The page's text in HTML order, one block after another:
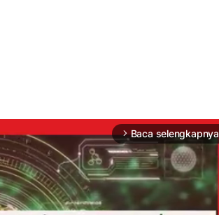
arrow_forward_ios Baca selengkapnya